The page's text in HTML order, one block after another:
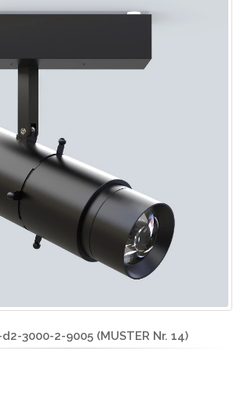
3000-2-9005 (MUSTER Nr. 14)